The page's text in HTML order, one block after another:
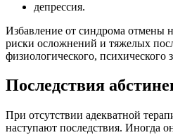
депрессия.
Избавление от синдрома отмены
риски осложнений и тяжелых
физиологического, психического
Последствия
При отсутствии адекватной
наступают последствия. Иногда